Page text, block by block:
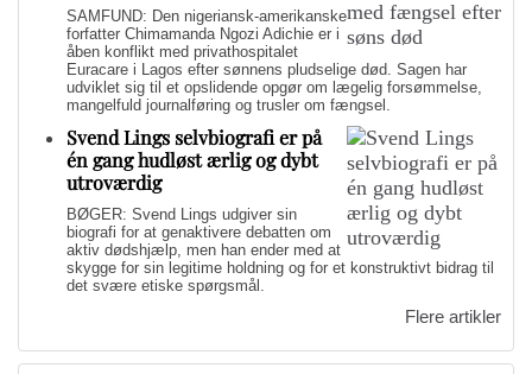
SAMFUND: Den nigeriansk-amerikanske
forfatter Chimamanda Ngozi Adichie er i
åben konflikt med privathospitalet
Euracare i Lagos efter sønnens pludselige død. Sagen har
udviklet sig til et opslidende opgør om lægelig forsømmelse,
mangelfuld journalføring og trusler om fængsel.
Svend Lings selvbiografi er på
én gang hudløst ærlig og dybt
utroværdig
BØGER: Svend Lings udgiver sin
biografi for at genaktivere debatten om
aktiv dødshjælp, men han ender med at
skygge for sin legitime holdning og for et konstruktivt bidrag til
det svære etiske spørgsmål.
Flere artikler